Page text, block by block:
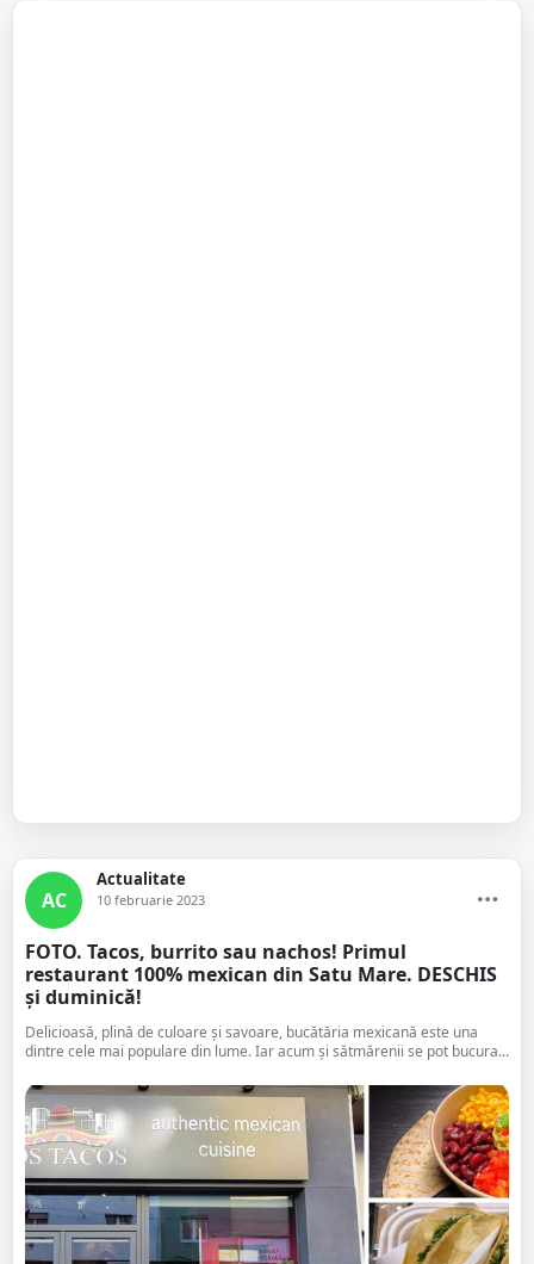
AC
Actualitate
10 februarie 2023
FOTO. Tacos, burrito sau nachos! Primul
restaurant 100% mexican din Satu Mare. DESCHIS
și duminică!
Delicioasă, plină de culoare și savoare, bucătăria mexicană este una
dintre cele mai populare din lume. Iar acum și sătmărenii se pot bucura...